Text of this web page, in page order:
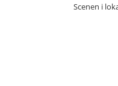
Scenen i